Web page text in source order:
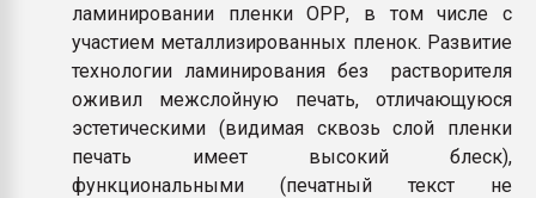
ламинировании пленки ОРР, в том числе с
участием металлизированных пленок. Развитие
технологии ламинирования без растворителя
оживил межслойную печать, отличающуюся
эстетическими (видимая сквозь слой пленки
печать имеет высокий блеск),
функциональными (печатный текст не